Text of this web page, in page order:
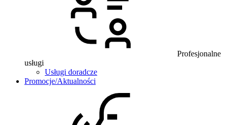
Profesjonalne
usługi
Usługi doradcze
Promocje/Aktualności